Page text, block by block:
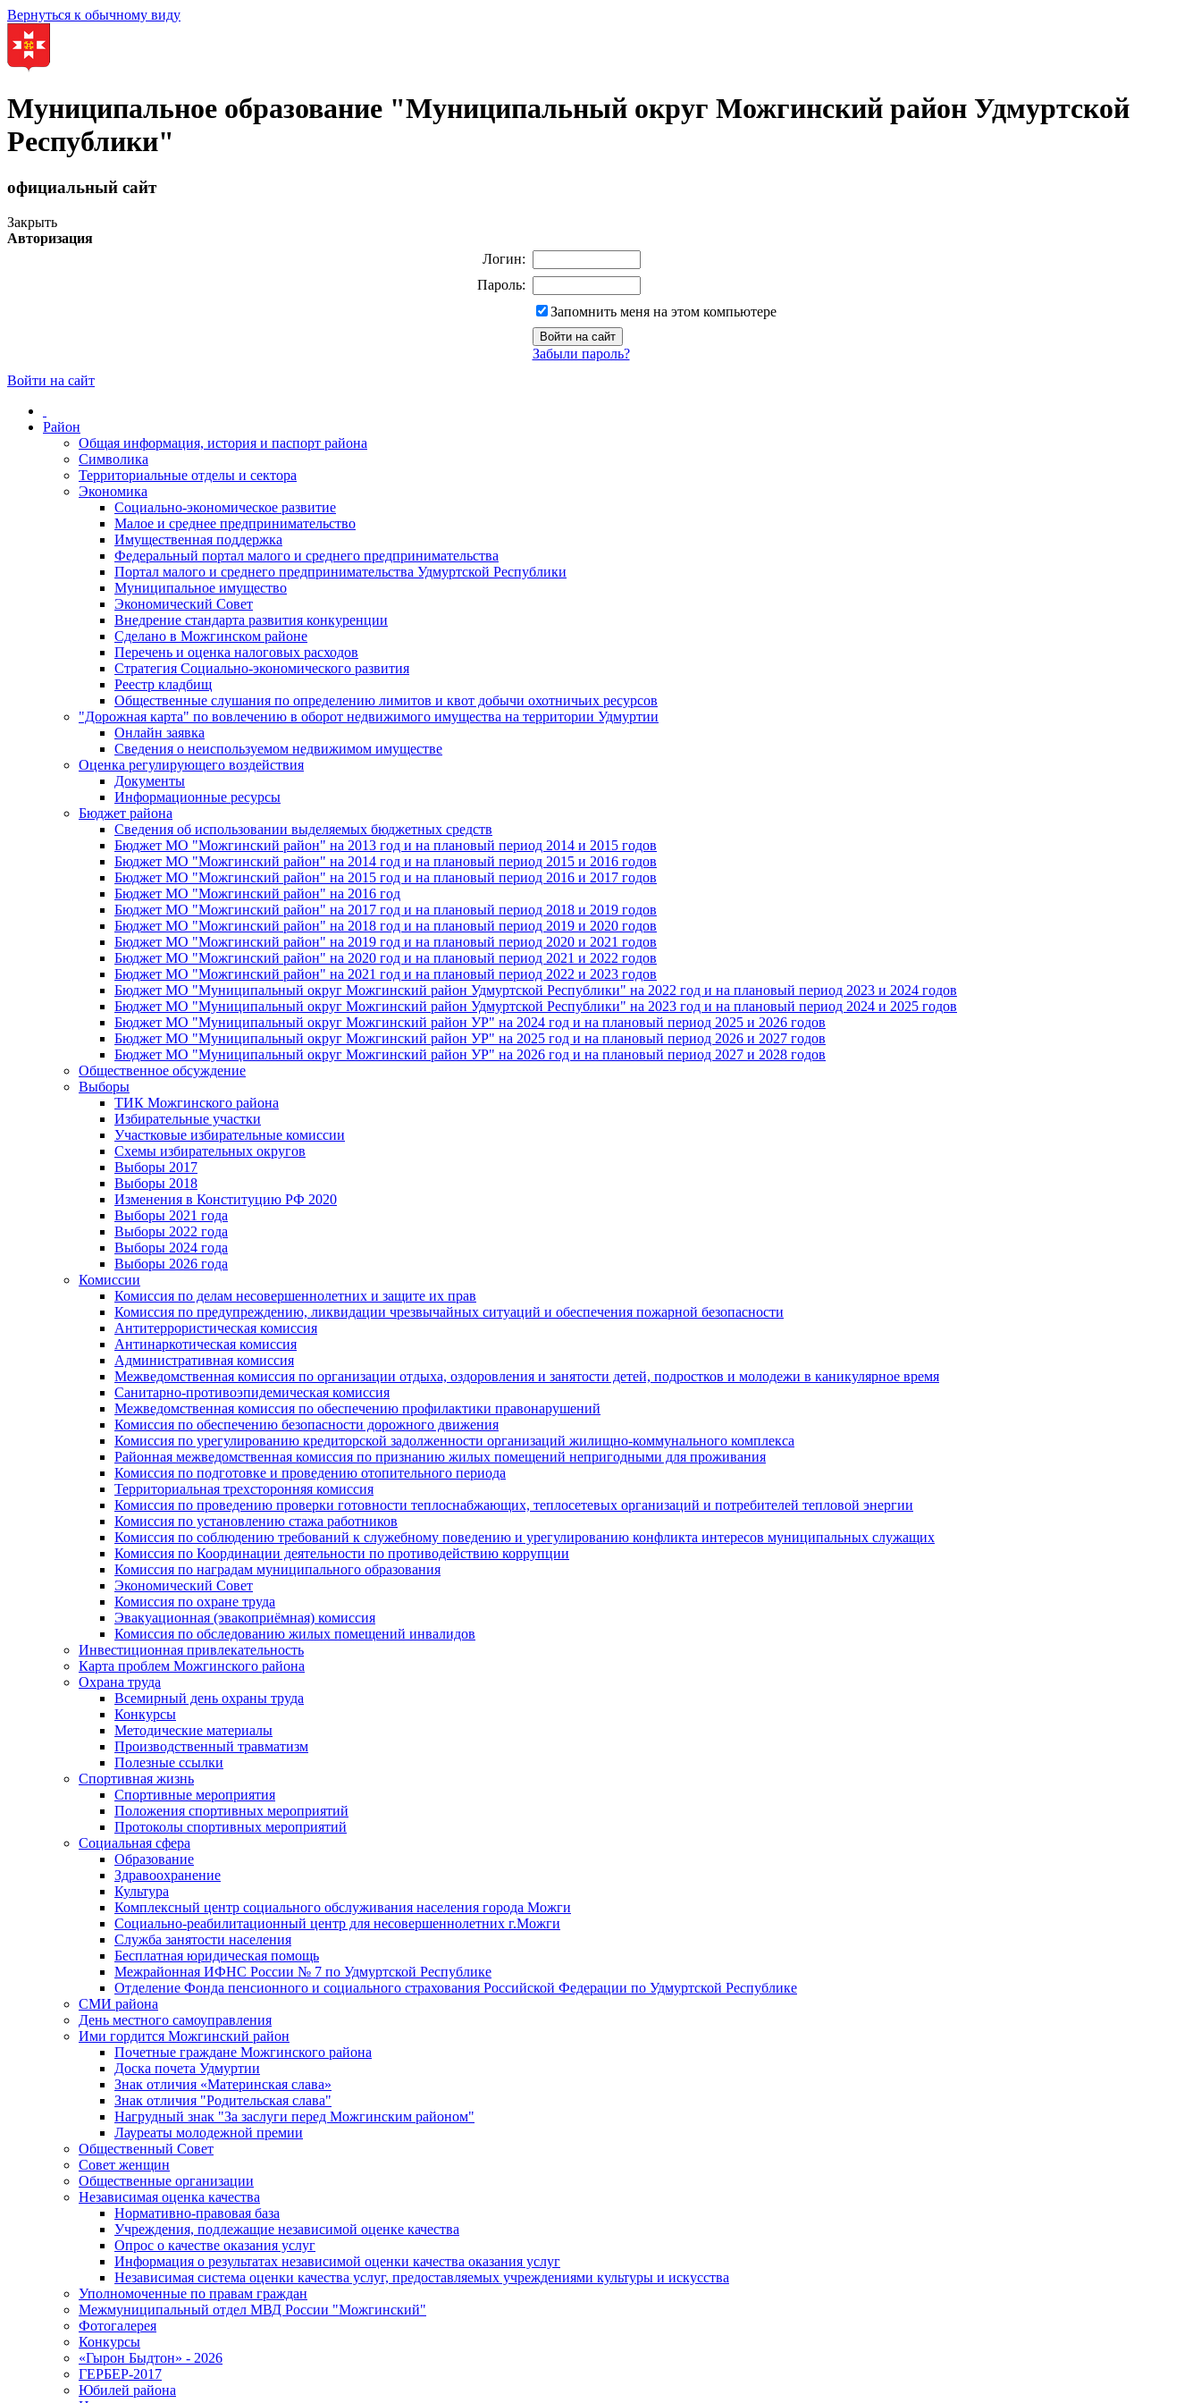
Вернуться к обычному виду
Муниципальное образование "Муниципальный округ Можгинский район Удмуртской
Республики"
официальный сайт
Закрыть
Авторизация
Логин:
Пароль:
Запомнить меня на этом компьютере
Забыли пароль?
Войти на сайт
Район
Общая информация, история и паспорт района
Символика
Территориальные отделы и сектора
Экономика
Социально-экономическое развитие
Малое и среднее предпринимательство
Имущественная поддержка
Федеральный портал малого и среднего предпринимательства
Портал малого и среднего предпринимательства Удмуртской Республики
Муниципальное имущество
Экономический Совет
Внедрение стандарта развития конкуренции
Сделано в Можгинском районе
Перечень и оценка налоговых расходов
Стратегия Социально-экономического развития
Реестр кладбищ
Общественные слушания по определению лимитов и квот добычи охотничьих ресурсов
"Дорожная карта" по вовлечению в оборот недвижимого имущества на территории Удмуртии
Онлайн заявка
Сведения о неиспользуемом недвижимом имуществе
Оценка регулирующего воздействия
Документы
Информационные ресурсы
Бюджет района
Сведения об использовании выделяемых бюджетных средств
Бюджет МО "Можгинский район" на 2013 год и на плановый период 2014 и 2015 годов
Бюджет МО "Можгинский район" на 2014 год и на плановый период 2015 и 2016 годов
Бюджет МО "Можгинский район" на 2015 год и на плановый период 2016 и 2017 годов
Бюджет МО "Можгинский район" на 2016 год
Бюджет МО "Можгинский район" на 2017 год и на плановый период 2018 и 2019 годов
Бюджет МО "Можгинский район" на 2018 год и на плановый период 2019 и 2020 годов
Бюджет МО "Можгинский район" на 2019 год и на плановый период 2020 и 2021 годов
Бюджет МО "Можгинский район" на 2020 год и на плановый период 2021 и 2022 годов
Бюджет МО "Можгинский район" на 2021 год и на плановый период 2022 и 2023 годов
Бюджет МО "Муниципальный округ Можгинский район Удмуртской Республики" на 2022 год и на плановый период 2023 и 2024 годов
Бюджет МО "Муниципальный округ Можгинский район Удмуртской Республики" на 2023 год и на плановый период 2024 и 2025 годов
Бюджет МО "Муниципальный округ Можгинский район УР" на 2024 год и на плановый период 2025 и 2026 годов
Бюджет МО "Муниципальный округ Можгинский район УР" на 2025 год и на плановый период 2026 и 2027 годов
Бюджет МО "Муниципальный округ Можгинский район УР" на 2026 год и на плановый период 2027 и 2028 годов
Общественное обсуждение
Выборы
ТИК Можгинского района
Избирательные участки
Участковые избирательные комиссии
Схемы избирательных округов
Выборы 2017
Выборы 2018
Изменения в Конституцию РФ 2020
Выборы 2021 года
Выборы 2022 года
Выборы 2024 года
Выборы 2026 года
Комиссии
Комиссия по делам несовершеннолетних и защите их прав
Комиссия по предупреждению, ликвидации чрезвычайных ситуаций и обеспечения пожарной безопасности
Антитеррористическая комиссия
Антинаркотическая комиссия
Административная комиссия
Межведомственная комиссия по организации отдыха, оздоровления и занятости детей, подростков и молодежи в каникулярное время
Санитарно-противоэпидемическая комиссия
Межведомственная комиссия по обеспечению профилактики правонарушений
Комиссия по обеспечению безопасности дорожного движения
Комиссия по урегулированию кредиторской задолженности организаций жилищно-коммунального комплекса
Районная межведомственная комиссия по признанию жилых помещений непригодными для проживания
Комиссия по подготовке и проведению отопительного периода
Территориальная трехсторонняя комиссия
Комиссия по проведению проверки готовности теплоснабжающих, теплосетевых организаций и потребителей тепловой энергии
Комиссия по установлению стажа работников
Комиссия по соблюдению требований к служебному поведению и урегулированию конфликта интересов муниципальных служащих
Комиссия по Координации деятельности по противодействию коррупции
Комиссия по наградам муниципального образования
Экономический Совет
Комиссия по охране труда
Эвакуационная (эвакоприёмная) комиссия
Комиссия по обследованию жилых помещений инвалидов
Инвестиционная привлекательность
Карта проблем Можгинского района
Охрана труда
Всемирный день охраны труда
Конкурсы
Методические материалы
Производственный травматизм
Полезные ссылки
Спортивная жизнь
Спортивные мероприятия
Положения спортивных мероприятий
Протоколы спортивных мероприятий
Социальная сфера
Образование
Здравоохранение
Культура
Комплексный центр социального обслуживания населения города Можги
Социально-реабилитационный центр для несовершеннолетних г.Можги
Служба занятости населения
Бесплатная юридическая помощь
Межрайонная ИФНС России № 7 по Удмуртской Республике
Отделение Фонда пенсионного и социального страхования Российской Федерации по Удмуртской Республике
СМИ района
День местного самоуправления
Ими гордится Можгинский район
Почетные граждане Можгинского района
Доска почета Удмуртии
Знак отличия «Материнская слава»
Знак отличия "Родительская слава"
Нагрудный знак "За заслуги перед Можгинским районом"
Лауреаты молодежной премии
Общественный Совет
Совет женщин
Общественные организации
Независимая оценка качества
Нормативно-правовая база
Учреждения, подлежащие независимой оценке качества
Опрос о качестве оказания услуг
Информация о результатах независимой оценки качества оказания услуг
Независимая система оценки качества услуг, предоставляемых учреждениями культуры и искусства
Уполномоченные по правам граждан
Межмуниципальный отдел МВД России "Можгинский"
Фотогалерея
Конкурсы
«Гырон Быдтон» - 2026
ГЕРБЕР-2017
Юбилей района